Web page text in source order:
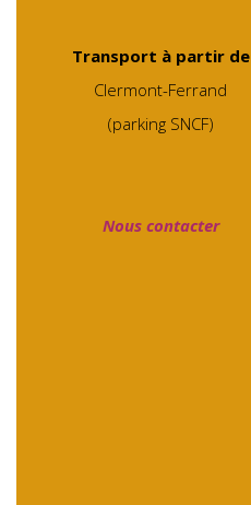
Transport à partir de
Clermont-Ferrand
(parking SNCF)
Nous contacter